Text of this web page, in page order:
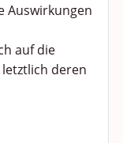
Auswirkungen
auf die
deren